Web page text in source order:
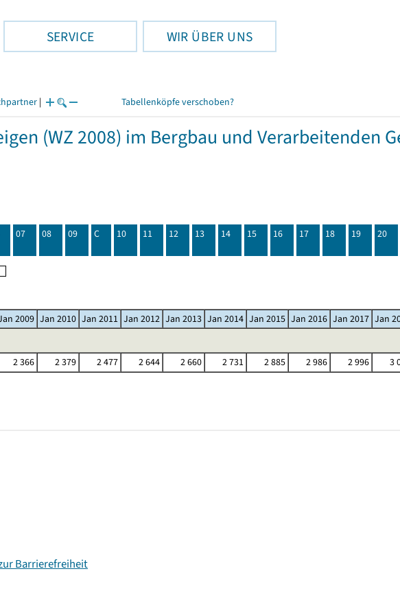
SERVICE WIR ÜBER UNS
| Tabellenköpfe verschoben?
(WZ 2008) im Bergbau und Verarbeitenden
07 08 09 C 10 11 12 13 14 15 16 17 18 19 20
2009 Jan 2010 Jan 2011 Jan 2012 Jan 2013 Jan 2014 Jan 2015 Jan 2016 Jan 2017 Jan
2 366 2 379 2 477 2 644 2 660 2 731 2 885 2 986 2 996 3
Barrierefreiheit